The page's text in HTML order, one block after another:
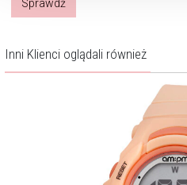
Sprawdź
Inni Klienci oglądali również